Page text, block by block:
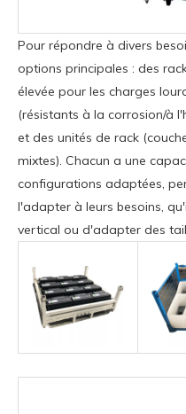
Pour répondre à divers
options principales : des
élevée pour les charges
(résistants à la corrosion/à
et des unités de rack
mixtes). Chacun a une
configurations adaptées,
l'adapter à leurs besoins,
vertical ou d'adapter des